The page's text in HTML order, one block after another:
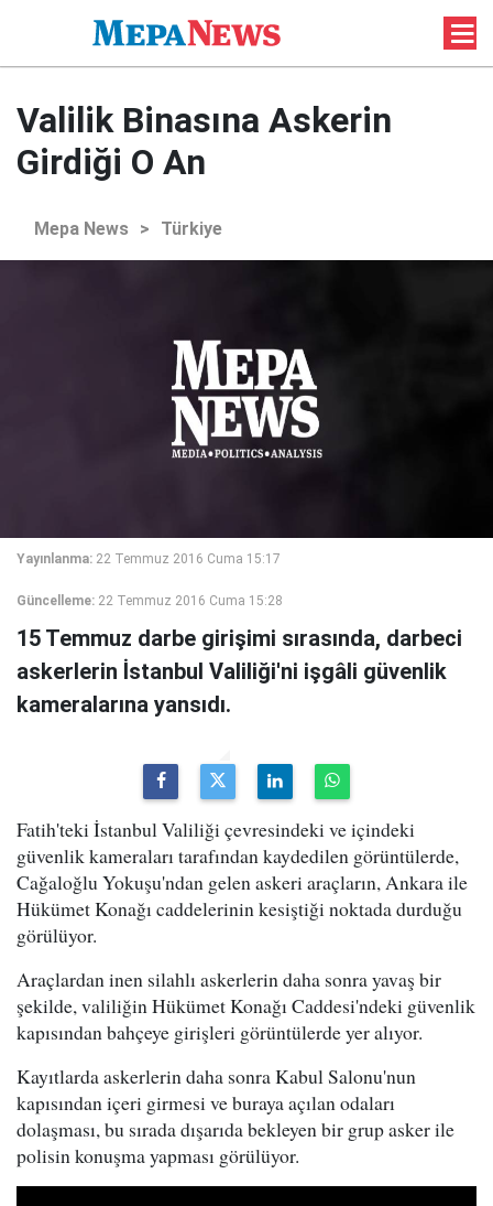
Valilik Binasına Askerin
Girdiği O An
Mepa News > Türkiye
Yayınlanma: 22 Temmuz 2016 Cuma 15:17
Güncelleme: 22 Temmuz 2016 Cuma 15:28
15 Temmuz darbe girişimi sırasında, darbeci
askerlerin İstanbul Valiliği'ni işgâli güvenlik
kameralarına yansıdı.
Fatih'teki İstanbul Valiliği çevresindeki ve içindeki
güvenlik kameraları tarafından kaydedilen görüntülerde,
Cağaloğlu Yokuşu'ndan gelen askeri araçların, Ankara ile
Hükümet Konağı caddelerinin kesiştiği noktada durduğu
görülüyor.
Araçlardan inen silahlı askerlerin daha sonra yavaş bir
şekilde, valiliğin Hükümet Konağı Caddesi'ndeki güvenlik
kapısından bahçeye girişleri görüntülerde yer alıyor.
Kayıtlarda askerlerin daha sonra Kabul Salonu'nun
kapısından içeri girmesi ve buraya açılan odaları
dolaşması, bu sırada dışarıda bekleyen bir grup asker ile
polisin konuşma yapması görülüyor.